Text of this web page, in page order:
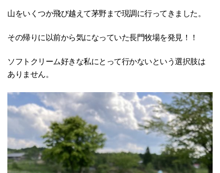
山をいくつか飛び越えて茅野まで現調に行ってきました。
その帰りに以前から気になっていた長門牧場を発見！！
ソフトクリーム好きな私にとって行かないという選択肢は
ありません。